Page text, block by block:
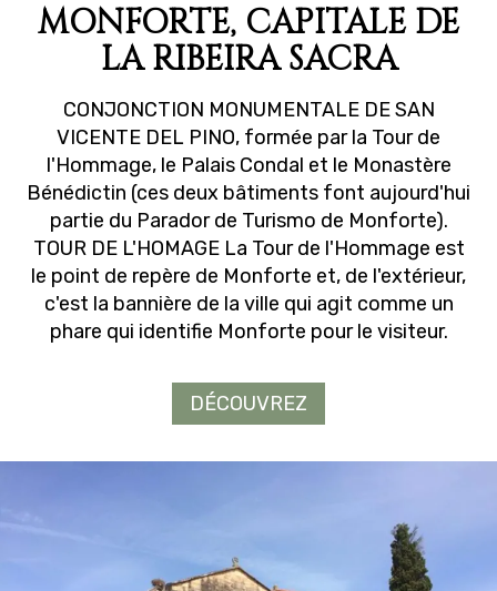
MONFORTE, CAPITALE DE
LA RIBEIRA SACRA
CONJONCTION MONUMENTALE DE SAN
VICENTE DEL PINO, formée par la Tour de
l'Hommage, le Palais Condal et le Monastère
Bénédictin (ces deux bâtiments font aujourd'hui
partie du Parador de Turismo de Monforte).
TOUR DE L'HOMAGE La Tour de l'Hommage est
le point de repère de Monforte et, de l'extérieur,
c'est la bannière de la ville qui agit comme un
phare qui identifie Monforte pour le visiteur.
DÉCOUVREZ